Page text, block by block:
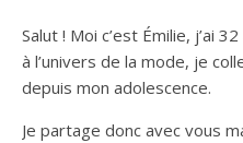
Salut ! Moi c’est Émilie, j’ai
à l’univers de la mode, je
depuis mon adolescence.
Je partage donc avec vous